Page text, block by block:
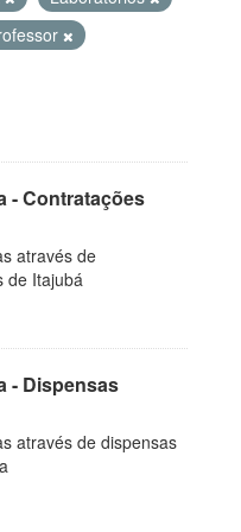
- Contratações
através de
de Itajubá
- Dispensas
através de dispensas